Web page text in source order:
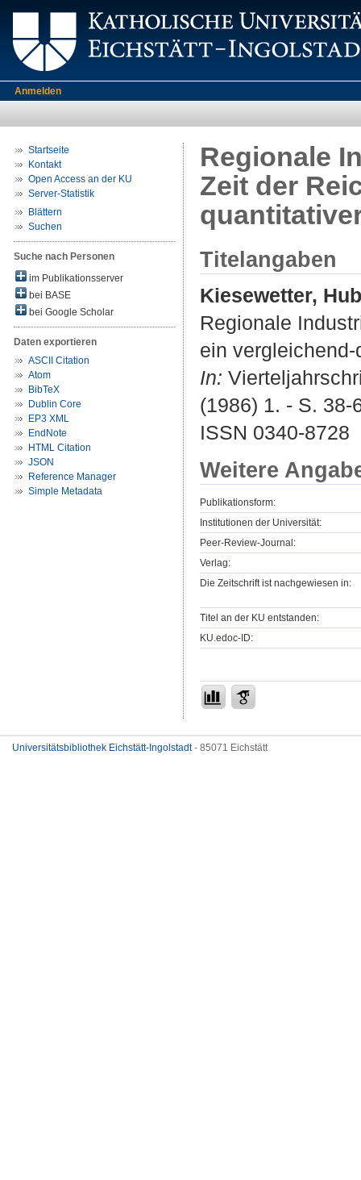
Anmelden
Startseite
Kontakt
Open Access an der KU
Server-Statistik
Blättern
Suchen
Suche nach Personen
im Publikationsserver
bei BASE
bei Google Scholar
Daten exportieren
ASCII Citation
Atom
BibTeX
Dublin Core
EP3 XML
EndNote
HTML Citation
JSON
Reference Manager
Simple Metadata
Regionale
Zeit der
Titelangaben
Kiesewetter,
Regionale
ein
In:
(1986) 1. - S. 38-
ISSN 0340-8728
Weitere
Publikationsform:
Institutionen der Universität:
Peer-Review-Journal:
Verlag:
Die Zeitschrift ist nachgewiesen in:
Titel an der KU entstanden:
KU.edoc-ID:
Universitätsbibliothek Eichstätt-Ingolstadt- 85071 Eichstätt